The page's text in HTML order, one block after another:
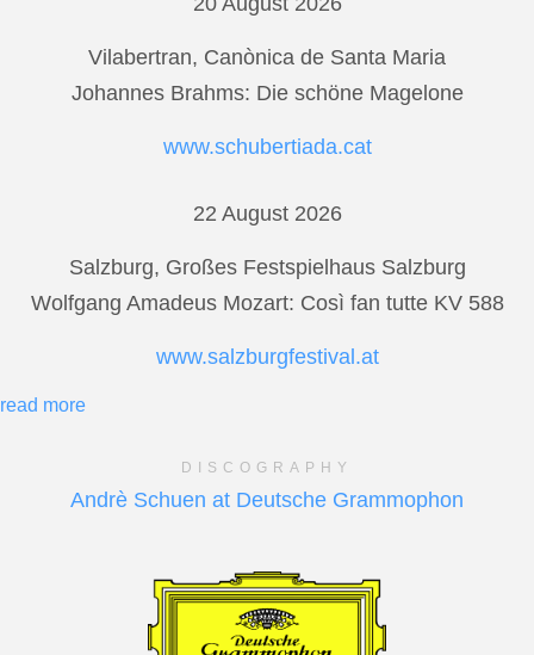
Vilabertran, Canònica de Santa Maria
Johannes Brahms: Die schöne Magelone
www.schubertiada.cat
22 August 2026
Salzburg, Großes Festspielhaus Salzburg
Wolfgang Amadeus Mozart: Così fan tutte KV 588
www.salzburgfestival.at
read more
DISCOGRAPHY
Andrè Schuen at Deutsche Grammophon